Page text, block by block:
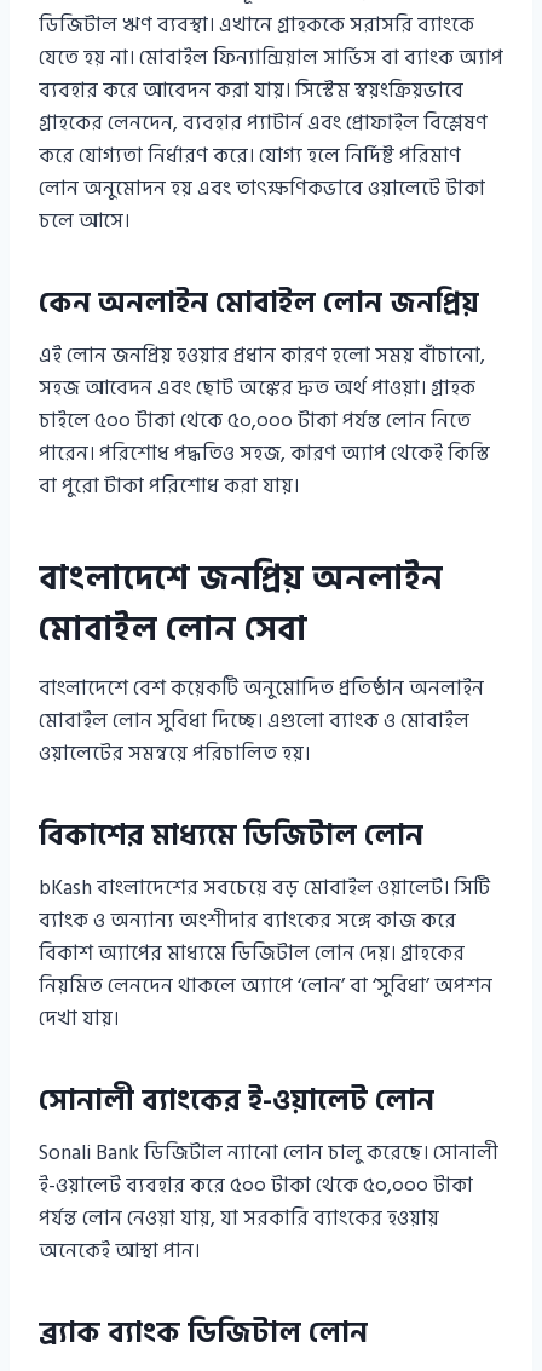
ডিজিটাল ঋণ ব্যবস্থা। এখানে গ্রাহককে সরাসরি ব্যাংকে
যেতে হয় না। মোবাইল ফিন্যান্সিয়াল সার্ভিস বা ব্যাংক অ্যাপ
ব্যবহার করে আবেদন করা যায়। সিস্টেম স্বয়ংক্রিয়ভাবে
গ্রাহকের লেনদেন, ব্যবহার প্যাটার্ন এবং প্রোফাইল বিশ্লেষণ
করে যোগ্যতা নির্ধারণ করে। যোগ্য হলে নির্দিষ্ট পরিমাণ
লোন অনুমোদন হয় এবং তাৎক্ষণিকভাবে ওয়ালেটে টাকা
চলে আসে।
কেন অনলাইন মোবাইল লোন জনপ্রিয়
এই লোন জনপ্রিয় হওয়ার প্রধান কারণ হলো সময় বাঁচানো,
সহজ আবেদন এবং ছোট অঙ্কের দ্রুত অর্থ পাওয়া। গ্রাহক
চাইলে ৫০০ টাকা থেকে ৫০,০০০ টাকা পর্যন্ত লোন নিতে
পারেন। পরিশোধ পদ্ধতিও সহজ, কারণ অ্যাপ থেকেই কিস্তি
বা পুরো টাকা পরিশোধ করা যায়।
বাংলাদেশে জনপ্রিয় অনলাইন
মোবাইল লোন সেবা
বাংলাদেশে বেশ কয়েকটি অনুমোদিত প্রতিষ্ঠান অনলাইন
মোবাইল লোন সুবিধা দিচ্ছে। এগুলো ব্যাংক ও মোবাইল
ওয়ালেটের সমন্বয়ে পরিচালিত হয়।
বিকাশের মাধ্যমে ডিজিটাল লোন
bKash বাংলাদেশের সবচেয়ে বড় মোবাইল ওয়ালেট। সিটি
ব্যাংক ও অন্যান্য অংশীদার ব্যাংকের সঙ্গে কাজ করে
বিকাশ অ্যাপের মাধ্যমে ডিজিটাল লোন দেয়। গ্রাহকের
নিয়মিত লেনদেন থাকলে অ্যাপে ‘লোন’ বা ‘সুবিধা’ অপশন
দেখা যায়।
সোনালী ব্যাংকের ই-ওয়ালেট লোন
Sonali Bank ডিজিটাল ন্যানো লোন চালু করেছে। সোনালী
ই-ওয়ালেট ব্যবহার করে ৫০০ টাকা থেকে ৫০,০০০ টাকা
পর্যন্ত লোন নেওয়া যায়, যা সরকারি ব্যাংকের হওয়ায়
অনেকেই আস্থা পান।
ব্র্যাক ব্যাংক ডিজিটাল লোন